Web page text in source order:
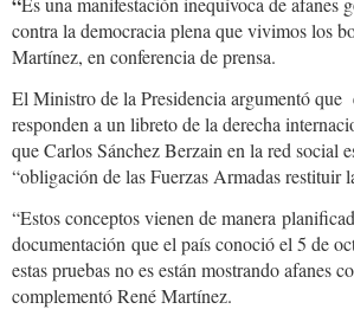
contra la democracia plena que vivimos los
Martínez, en conferencia de prensa.
El Ministro de la Presidencia argumentó que
responden a un libreto de la derecha
que Carlos Sánchez Berzain en la red social
“obligación de las Fuerzas Armadas restituir
“Estos conceptos vienen de manera
documentación que el país conoció el 5 de
estas pruebas no es están mostrando afanes
complementó René Martínez.